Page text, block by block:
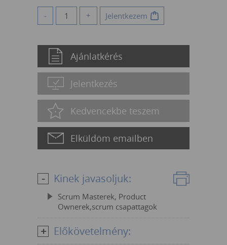
- + Jelentkezem
Ajánlatkérés
Jelentkezés
Kedvencekbe teszem
Elküldöm emailben
Kinek javasoljuk:
Scrum Masterek, Product
Ownerek,scrum csapattagok
Előkövetelmény: